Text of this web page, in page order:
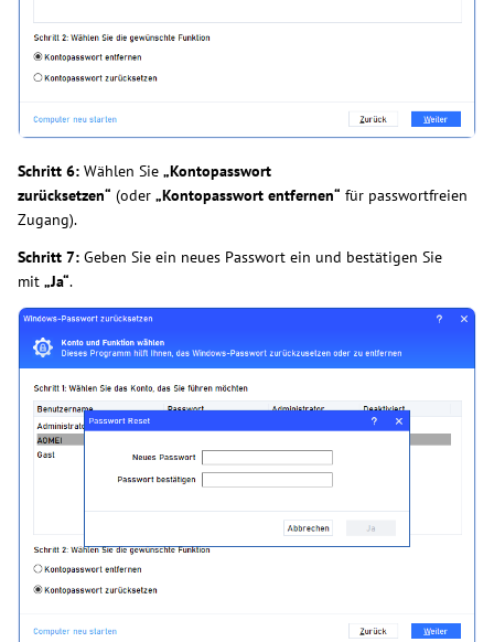
Schritt 6: Wählen Sie „Kontopasswort
zurücksetzen“ (oder „Kontopasswort entfernen“ für passwortfreien
Zugang).
Schritt 7: Geben Sie ein neues Passwort ein und bestätigen Sie
mit „Ja“.